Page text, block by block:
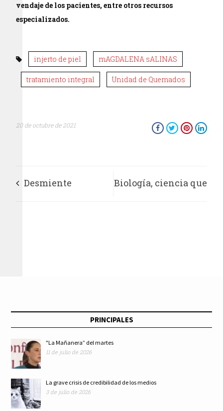
vendaje de los pacientes, entre otros recursos
especializados.
injerto de piel mAGDALENA sALINAS
tratamiento integral Unidad de Quemados
20 de octubre de 2021
Desmiente Biología, ciencia que
PRINCIPALES
"La Mañanera” del martes
11 de julio de 2026
La grave crisis de credibilidad de los medios
3 de julio de 2026